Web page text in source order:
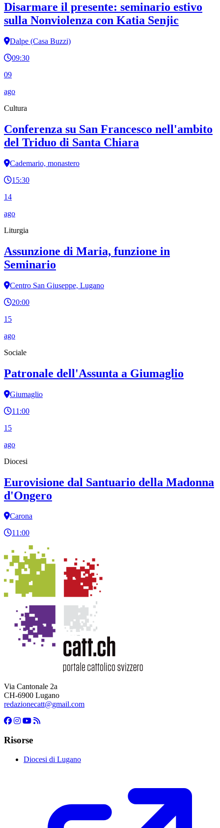
Disarmare il presente: seminario estivo
sulla Nonviolenza con Katia Senjic
Dalpe (Casa Buzzi)
09:30
09
ago
Cultura
Conferenza su San Francesco nell'ambito
del Triduo di Santa Chiara
Cademario, monastero
15:30
14
ago
Liturgia
Assunzione di Maria, funzione in
Seminario
Centro San Giuseppe, Lugano
20:00
15
ago
Sociale
Patronale dell'Assunta a Giumaglio
Giumaglio
11:00
15
ago
Diocesi
Eurovisione dal Santuario della Madonna
d'Ongero
Carona
11:00
Via Cantonale 2a
CH-6900 Lugano
redazionecatt@gmail.com
Risorse
Diocesi di Lugano